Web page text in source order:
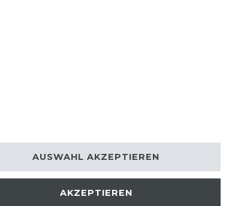
AKZEPTIEREN
AUSWAHL AKZEPTIEREN